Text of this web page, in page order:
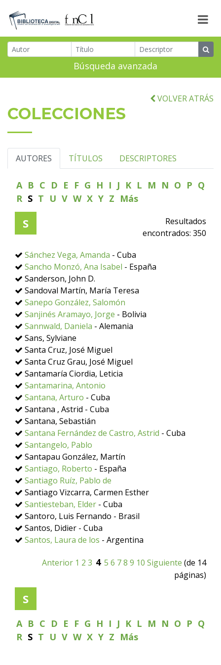
Búsqueda avanzada
VOLVER ATRÁS
COLECCIONES
AUTORES TÍTULOS DESCRIPTORES
A B C D E F G H I J K L M N O P Q
R S T U V W X Y Z Más
S
Resultados
encontrados: 350
Sánchez Vega, Amanda - Cuba
Sancho Monzó, Ana Isabel - España
Sanderson, John D.
Sandoval Martín, María Teresa
Sanepo González, Salomón
Sanjinés Aramayo, Jorge - Bolivia
Sannwald, Daniela - Alemania
Sans, Sylviane
Santa Cruz, José Miguel
Santa Cruz Grau, José Miguel
Santamaría Ciordia, Leticia
Santamarina, Antonio
Santana, Arturo - Cuba
Santana , Astrid - Cuba
Santana, Sebastián
Santana Fernández de Castro, Astrid - Cuba
Santangelo, Pablo
Santapau González, Martín
Santiago, Roberto - España
Santiago Ruíz, Pablo de
Santiago Vizcarra, Carmen Esther
Santiesteban, Elder - Cuba
Santoro, Luis Fernando - Brasil
Santos, Didier - Cuba
Santos, Laura de los - Argentina
Anterior 1 2 3 4 5 6 78 9 10 Siguiente (de 14
páginas)
S
A B C D E F G H I J K L M N O P Q
R S T U V W X Y Z Más